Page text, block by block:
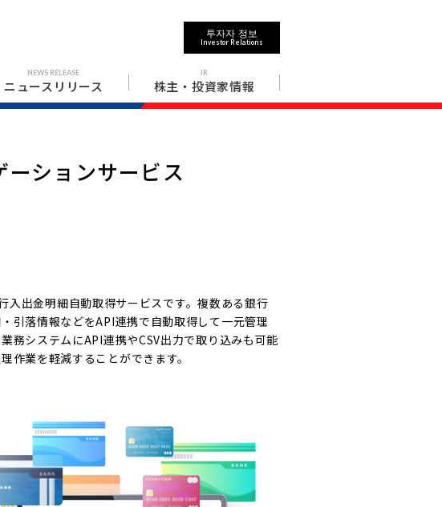
NEWS RELEASE
ニュースリリース
IR
株主・投資家情報
투자자 정보
Investor Relations
ーションサービス
出金明細自動取得サービスです。複数ある銀行
引落情報などをAPI連携で自動取得して一元管理
務システムにAPI連携やCSV出力で取り込みも可能
作業を軽減することができます。